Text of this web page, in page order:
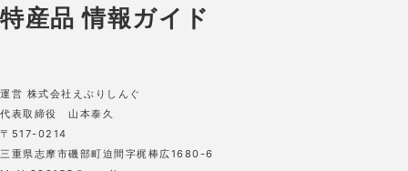
運営 株式会社えぶりしんぐ
代表取締役 山本泰久
〒517-0214
三重県志摩市磯部町迫間字梶棒広1680-6